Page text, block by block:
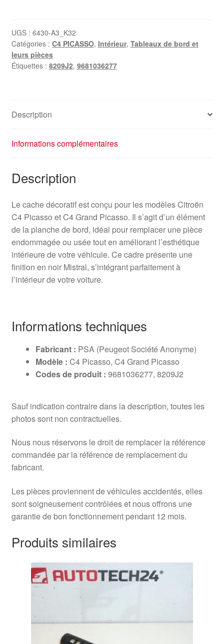
Citroën
C4
Picasso
9681036277
UGS : 6430-A3_K32
Catégories : C4 PICASSO, Intérieur, Tableaux de bord et
leurs pièces
Étiquettes : 8209J2, 9681036277
Description
Informations complémentaires
Description
Le cache décoratif est conçu pour les modèles Citroën
C4 Picasso et C4 Grand Picasso. Il s’agit d’un élément
de la planche de bord, idéal pour remplacer une pièce
endommagée ou usée tout en améliorant l’esthétique
intérieure de votre véhicule. Ce cadre présente une
finition en noir Mistral, s’intégrant parfaitement à
l’intérieur de votre voiture.
Informations techniques
Fabricant : PSA (Peugeot Société Anonyme)
Modèle : C4 Picasso, C4 Grand Picasso
Codes de produit : 9681036277, 8209J2
Sauf indication contraire dans la description, toutes les
photos sont non contractuelles.
Nous nous réservons le droit de remplacer la référence
commandée par la référence de remplacement du
fabricant.
Les pièces proviennent de véhicules accidentés, elles
sont soigneusement contrôlées et nous offrons une
garantie de bon fonctionnement pendant 12 mois.
Produits similaires